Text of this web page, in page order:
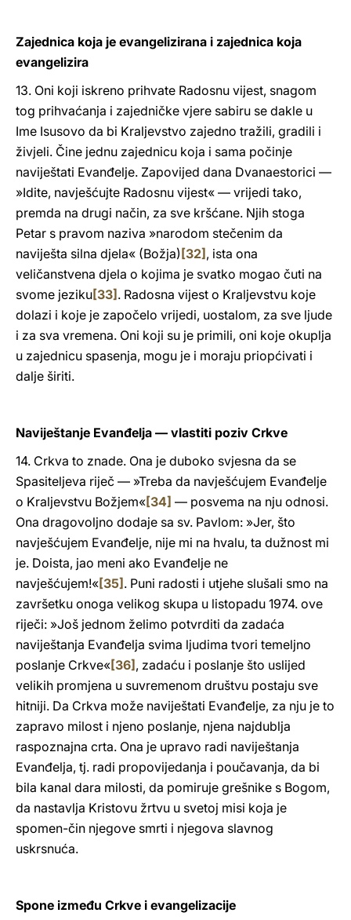
Zajednica koja je evangelizirana i zajednica koja
evangelizira
13. Oni koji iskreno prihvate Radosnu vijest, snagom
tog prihvaćanja i zajedničke vjere sabiru se dakle u
Ime Isusovo da bi Kraljevstvo zajedno tražili, gradili i
živjeli. Čine jednu zajednicu koja i sama počinje
naviještati Evanđelje. Zapovijed dana Dvanaestorici —
»Idite, navješćujte Radosnu vijest« — vrijedi tako,
premda na drugi način, za sve kršćane. Njih stoga
Petar s pravom naziva »narodom stečenim da
naviješta silna djela« (Božja) [32] , ista ona
veličanstvena djela o kojima je svatko mogao čuti na
svome jeziku[33] . Radosna vijest o Kraljevstvu koje
dolazi i koje je započelo vrijedi, uostalom, za sve ljude
i za sva vremena. Oni koji su je primili, oni koje okuplja
u zajednicu spasenja, mogu je i moraju priopćivati i
dalje širiti.
Naviještanje Evanđelja — vlastiti poziv Crkve
14. Crkva to znade. Ona je duboko svjesna da se
Spasiteljeva riječ — »Treba da navješćujem Evanđelje
o Kraljevstvu Božjem«[34] — posvema na nju odnosi.
Ona dragovoljno dodaje sa sv. Pavlom: »Jer, što
navješćujem Evanđelje, nije mi na hvalu, ta dužnost mi
je. Doista, jao meni ako Evanđelje ne
navješćujem!«[35] . Puni radosti i utjehe slušali smo na
završetku onoga velikog skupa u listopadu 1974. ove
riječi: »Još jednom želimo potvrditi da zadaća
naviještanja Evanđelja svima ljudima tvori temeljno
poslanje Crkve«[36] , zadaću i poslanje što uslijed
velikih promjena u suvremenom društvu postaju sve
hitniji. Da Crkva može naviještati Evanđelje, za nju je to
zapravo milost i njeno poslanje, njena najdublja
raspoznajna crta. Ona je upravo radi naviještanja
Evanđelja, tj. radi propovijedanja i poučavanja, da bi
bila kanal dara milosti, da pomiruje grešnike s Bogom,
da nastavlja Kristovu žrtvu u svetoj misi koja je
spomen-čin njegove smrti i njegova slavnog
uskrsnuća.
Spone između Crkve i evangelizacije